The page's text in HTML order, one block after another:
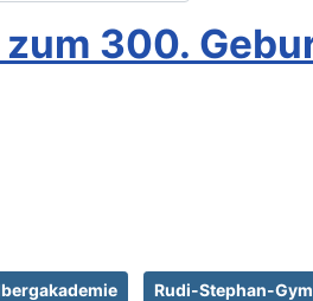
300.
Rudi-Stephan-